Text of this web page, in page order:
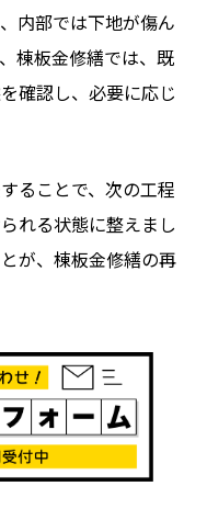
内部では下地が傷ん
棟板金修繕では、既
確認し、必要に応じ
ることで、次の工程
れる状態に整えまし
が、棟板金修繕の再